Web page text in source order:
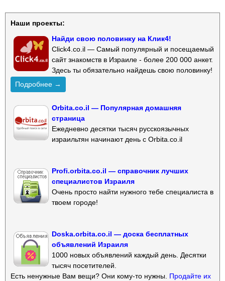
Наши проекты:
Найди свою половинку на Клик4!
Click4.co.il — Самый популярный и посещаемый
сайт знакомств в Израиле - более 200 000 анкет.
Здесь ты обязательно найдешь свою половинку!
Подробнее →
Orbita.co.il — Популярная домашняя
страница
Ежедневно десятки тысяч русскоязычных
израильтян начинают день с Orbita.co.il
Profi.orbita.co.il — справочник лучших
специалистов Израиля
Очень просто найти нужного тебе специалиста в
твоем городе!
Doska.orbita.co.il — доска бесплатных
объявлений Израиля
1000 новых объявлений каждый день. Десятки
тысяч посетителей.
Есть ненужные Вам вещи? Они кому-то нужны. Продайте их